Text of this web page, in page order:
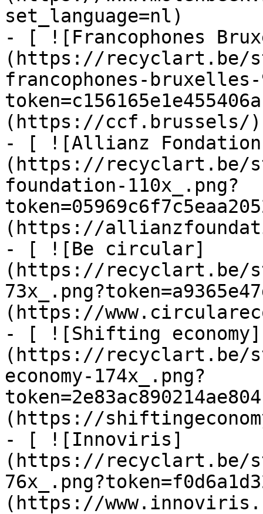
set_language=nl)
- [ ![Francophones
(https://recyclart.be/
francophones-bruxelles-
(https://ccf.brussels/)
- [ ![Allianz
(https://recyclart.be/
foundation-110x_.png?
(https://
- [ ![Be circular]
(https://recyclart.be/
(https://
- [ ![Shifting economy]
(https://recyclart.be/
economy-174x_.png?
(https://
- [ ![Innoviris]
(https://recyclart.be/
(https://